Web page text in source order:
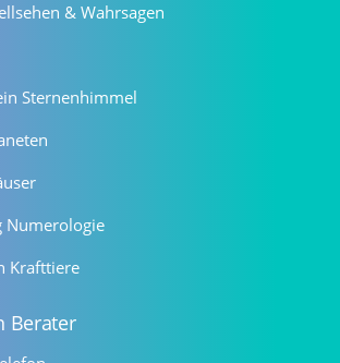
& Wahrsagen
Sternenhimmel
Numerologie
Krafttiere
Berater